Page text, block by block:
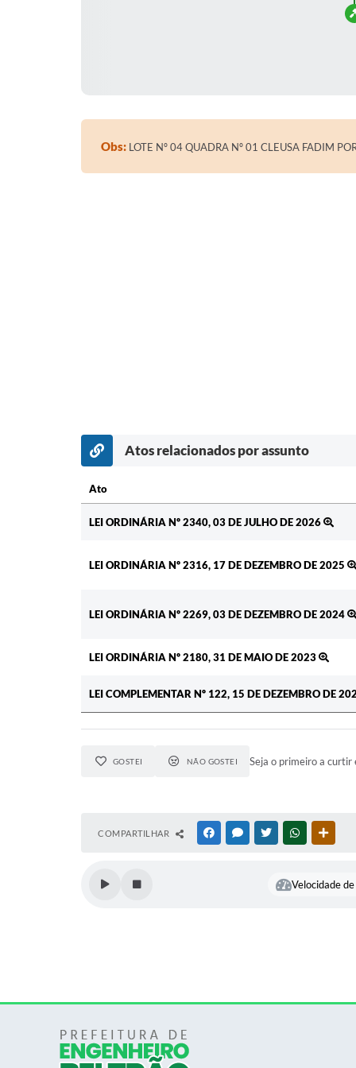
Obs: LOTE Nº 04 QUADRA Nº 01 CLEUSA FADIM
Atos relacionados por assunto
Ato
LEI ORDINÁRIA Nº 2340, 03 DE JULHO DE 2026
LEI ORDINÁRIA Nº 2316, 17 DE DEZEMBRO DE 2025
LEI ORDINÁRIA Nº 2269, 03 DE DEZEMBRO DE 2024
LEI ORDINÁRIA Nº 2180, 31 DE MAIO DE 2023
LEI COMPLEMENTAR Nº 122, 15 DE DEZEMBRO DE
GOSTEI NÃO GOSTEI Seja o primeiro a curtir
COMPARTILHAR FACEBOOKMESSENGER
TWITTERWHATSAPP
Velocidade